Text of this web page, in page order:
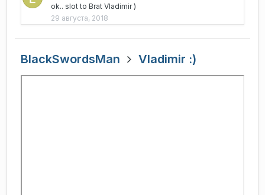
ok.. slot to Brat Vladimir )
29 августа, 2018
BlackSwordsMan Vladimir :)